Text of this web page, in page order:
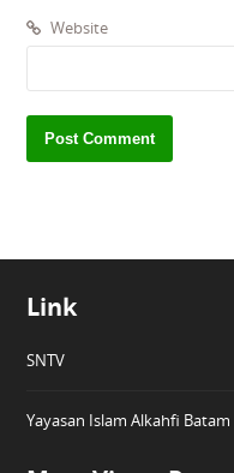
Website
Link
SNTV
Yayasan Islam Alkahfi Batam